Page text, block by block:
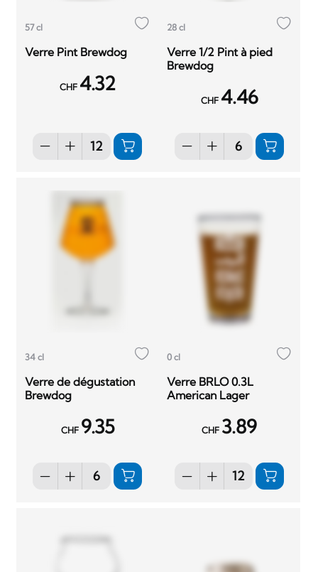
57 cl
Verre Pint Brewdog
CHF 4.32
28 cl
Verre 1/2 Pint à pied
Brewdog
CHF 4.46
34 cl
Verre de dégustation
Brewdog
CHF 9.35
0 cl
Verre BRLO 0.3L
American Lager
CHF 3.89